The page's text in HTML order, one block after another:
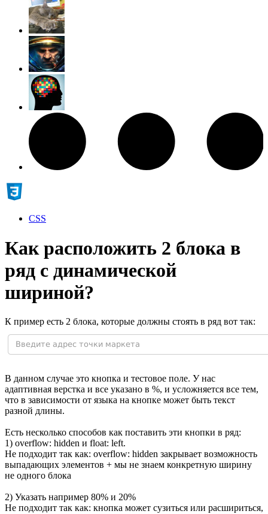
CSS
Как расположить 2 блока в
ряд с динамической
шириной?
К пример есть 2 блока, которые должны стоять в ряд вот так:
В данном случае это кнопка и тестовое поле. У нас
адаптивная верстка и все указано в %, и усложняется все тем,
что в зависимости от языка на кнопке может быть текст
разной длины.
Есть несколько способов как поставить эти кнопки в ряд:
1) overflow: hidden и float: left.
Не подходит так как: overflow: hidden закрывает возможность
выпадающих элементов + мы не знаем конкретную ширину
не одного блока
2) Указать например 80% и 20%
Не подходит так как: кнопка может сузиться или расшириться,